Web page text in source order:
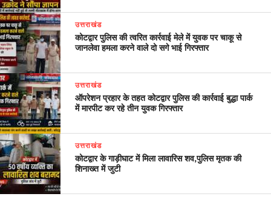
उत्तराखंड
कोटद्वार पुलिस की त्वरित कार्रवाई मेले में युवक पर चाकू से
जानलेवा हमला करने वाले दो सगे भाई गिरफ्तार
उत्तराखंड
ऑपरेशन प्रहार के तहत कोटद्वार पुलिस की कार्रवाई बुद्धा पार्क
में मारपीट कर रहे तीन युवक गिरफ्तार
उत्तराखंड
कोटद्वार के गाड़ीघाट में मिला लावारिस शव,पुलिस मृतक की
शिनाख्त में जुटी